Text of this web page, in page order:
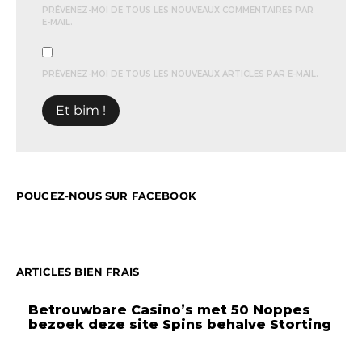
PRÉVENEZ-MOI DE TOUS LES NOUVEAUX COMMENTAIRES PAR
E-MAIL.
PRÉVENEZ-MOI DE TOUS LES NOUVEAUX ARTICLES PAR E-MAIL.
POUCEZ-NOUS SUR FACEBOOK
ARTICLES BIEN FRAIS
Betrouwbare Casino’s met 50 Noppes
bezoek deze site Spins behalve Storting